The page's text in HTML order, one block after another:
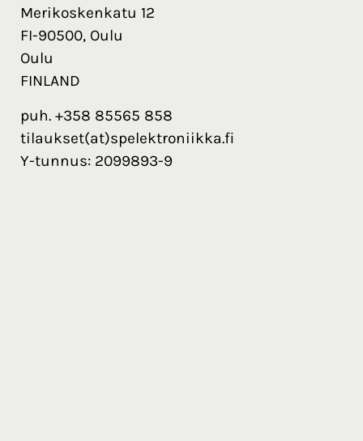
Merikoskenkatu 12
FI-90500, Oulu
Oulu
FINLAND
puh. +358 85565 858
tilaukset(at)spelektroniikka.fi
Y-tunnus: 2099893-9